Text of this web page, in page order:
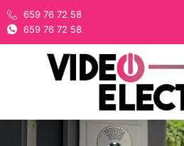
659 76 72 58
659 76 72 58